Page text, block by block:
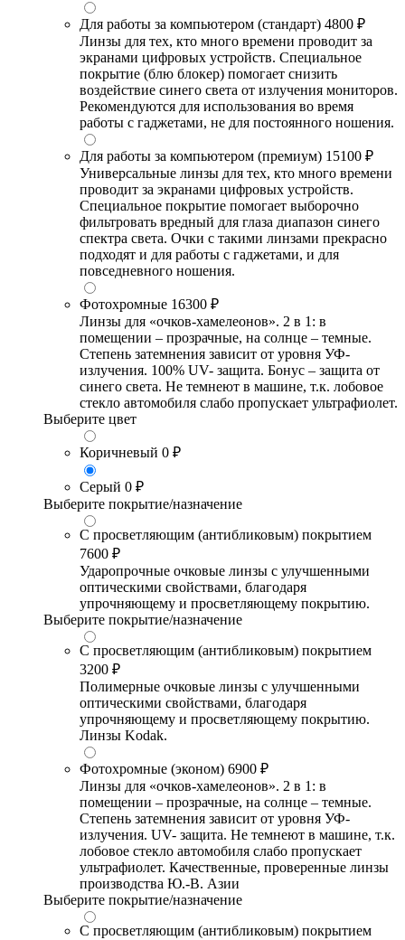
Для работы за компьютером (стандарт) 4800 ₽
Линзы для тех, кто много времени проводит за
экранами цифровых устройств. Специальное
покрытие (блю блокер) помогает снизить
воздействие синего света от излучения мониторов.
Рекомендуются для использования во время
работы с гаджетами, не для постоянного ношения.
Для работы за компьютером (премиум) 15100 ₽
Универсальные линзы для тех, кто много времени
проводит за экранами цифровых устройств.
Специальное покрытие помогает выборочно
фильтровать вредный для глаза диапазон синего
спектра света. Очки с такими линзами прекрасно
подходят и для работы с гаджетами, и для
повседневного ношения.
Фотохромные 16300 ₽
Линзы для «очков-хамелеонов». 2 в 1: в
помещении – прозрачные, на солнце – темные.
Степень затемнения зависит от уровня УФ-
излучения. 100% UV- защита. Бонус – защита от
синего света. Не темнеют в машине, т.к. лобовое
стекло автомобиля слабо пропускает ультрафиолет.
Выберите цвет
Коричневый 0 ₽
Серый 0 ₽
Выберите покрытие/назначение
С просветляющим (антибликовым) покрытием
7600 ₽
Ударопрочные очковые линзы с улучшенными
оптическими свойствами, благодаря
упрочняющему и просветляющему покрытию.
Выберите покрытие/назначение
С просветляющим (антибликовым) покрытием
3200 ₽
Полимерные очковые линзы с улучшенными
оптическими свойствами, благодаря
упрочняющему и просветляющему покрытию.
Линзы Kodak.
Фотохромные (эконом) 6900 ₽
Линзы для «очков-хамелеонов». 2 в 1: в
помещении – прозрачные, на солнце – темные.
Степень затемнения зависит от уровня УФ-
излучения. UV- защита. Не темнеют в машине, т.к.
лобовое стекло автомобиля слабо пропускает
ультрафиолет. Качественные, проверенные линзы
производства Ю.-В. Азии
Выберите покрытие/назначение
С просветляющим (антибликовым) покрытием